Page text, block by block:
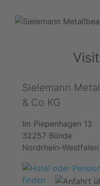
Sielemann
& Co KG
Im Piepenhagen 13
32257 Bünde
Nordrhein-
finden